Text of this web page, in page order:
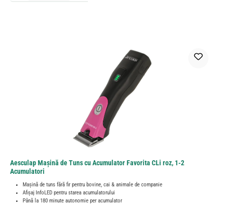
Aesculap Mașină de Tuns cu Acumulator Favorita CLi roz, 1-2
Acumulatori
Mașină de tuns fără fir pentru bovine, cai & animale de companie
Afișaj InfoLED pentru starea acumulatorului
Până la 180 minute autonomie per acumulator